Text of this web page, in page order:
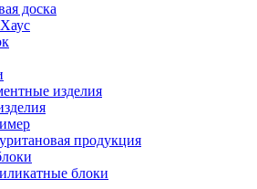
доска
изделия
продукция
блоки